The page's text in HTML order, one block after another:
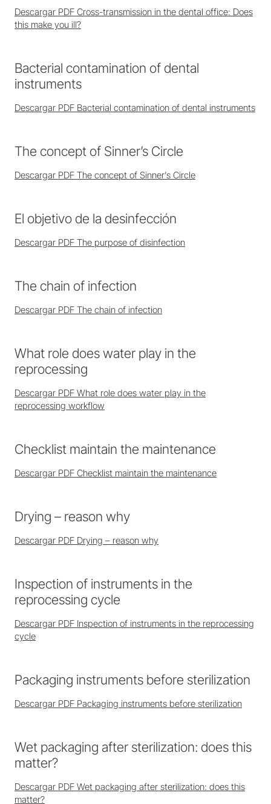
Descargar PDF Cross-transmission in the dental office: Does
this make you ill?
Bacterial contamination of dental
instruments
Descargar PDF Bacterial contamination of dental instruments
The concept of Sinner’s Circle
Descargar PDF The concept of Sinner’s Circle
El objetivo de la desinfección
Descargar PDF The purpose of disinfection
The chain of infection
Descargar PDF The chain of infection
What role does water play in the
reprocessing
Descargar PDF What role does water play in the
reprocessing workflow
Checklist maintain the maintenance
Descargar PDF Checklist maintain the maintenance
Drying – reason why
Descargar PDF Drying – reason why
Inspection of instruments in the
reprocessing cycle
Descargar PDF Inspection of instruments in the reprocessing
cycle
Packaging instruments before sterilization
Descargar PDF Packaging instruments before sterilization
Wet packaging after sterilization: does this
matter?
Descargar PDF Wet packaging after sterilization: does this
matter?